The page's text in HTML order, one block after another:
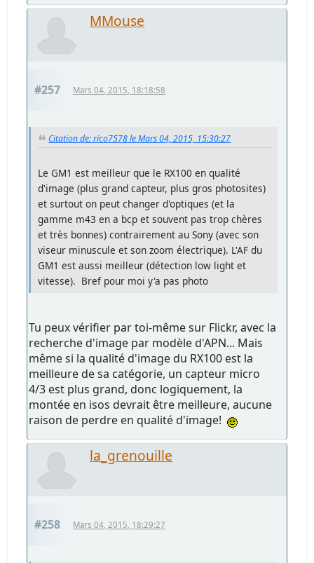
MMouse
#257 Mars 04, 2015, 18:18:58
Citation de: rico7578 le Mars 04, 2015, 15:30:27
Le GM1 est meilleur que le RX100 en qualité
d'image (plus grand capteur, plus gros photosites)
et surtout on peut changer d'optiques (et la
gamme m43 en a bcp et souvent pas trop chères
et très bonnes) contrairement au Sony (avec son
viseur minuscule et son zoom électrique). L'AF du
GM1 est aussi meilleur (détection low light et
vitesse). Bref pour moi y'a pas photo
Tu peux vérifier par toi-même sur Flickr, avec la
recherche d'image par modèle d'APN... Mais
même si la qualité d'image du RX100 est la
meilleure de sa catégorie, un capteur micro
4/3 est plus grand, donc logiquement, la
montée en isos devrait être meilleure, aucune
raison de perdre en qualité d'image!
la_grenouille
#258 Mars 04, 2015, 18:29:27